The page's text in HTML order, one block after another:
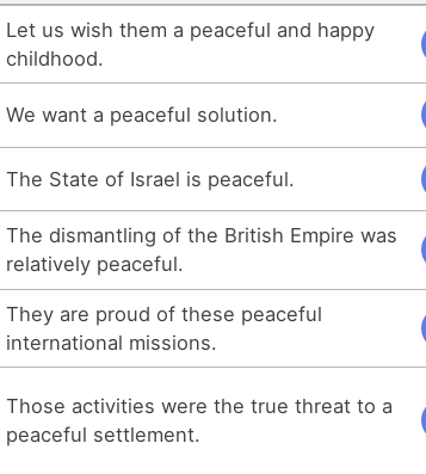
Let us wish them a peaceful and happy
childhood.
We want a peaceful solution.
The State of Israel is peaceful.
The dismantling of the British Empire was
relatively peaceful.
They are proud of these peaceful
international missions.
Those activities were the true threat to a
peaceful settlement.